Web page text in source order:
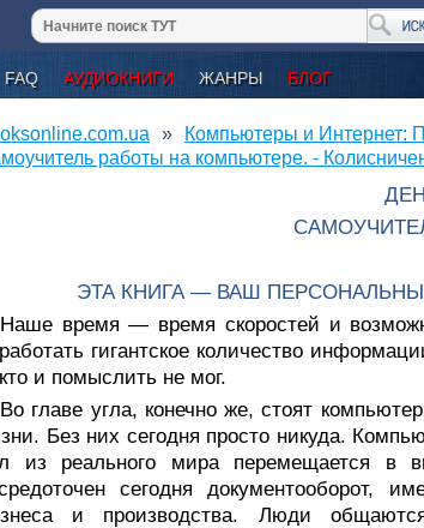
FAQ АУДИОКНИГИ ЖАНРЫ БЛОГ
Компьютеры и Интернет:
работы на компьютере. -
ЭТА КНИГА — ВАШ
Наше время — время скоростей и
гигантское количество
и помыслить не мог.
Во главе угла, конечно же, стоят
Без них сегодня просто никуда.
из реального мира перемещается в
сегодня документооборот,
и производства. Люди